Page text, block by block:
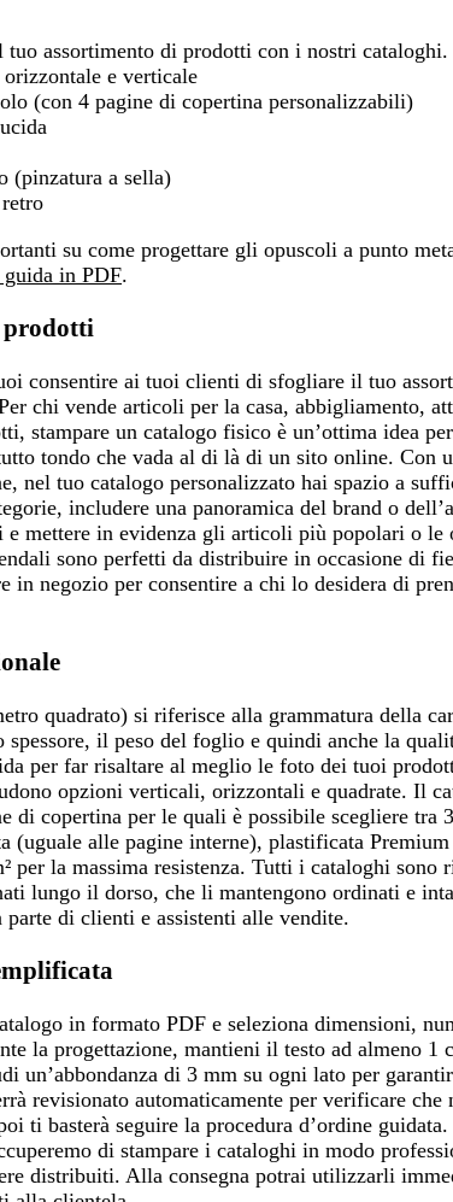
assortimento di prodotti con i nostri cataloghi.
e verticale
(con 4 pagine di copertina personalizzabili)
(pinzatura a sella)
su come progettare gli opuscoli a punto
guida in PDF.
prodotti
consentire ai tuoi clienti di sfogliare il tuo
chi vende articoli per la casa, abbigliamento,
stampare un catalogo fisico è un’ottima idea
tondo che vada al di là di un sito online. Con
nel tuo catalogo personalizzato hai spazio a
includere una panoramica del brand o
e mettere in evidenza gli articoli più popolari o le
sono perfetti da distribuire in occasione di
in negozio per consentire a chi lo desidera di
quadrato) si riferisce alla grammatura della
il peso del foglio e quindi anche la
per far risaltare al meglio le foto dei tuoi
opzioni verticali, orizzontali e quadrate. Il
di copertina per le quali è possibile scegliere tra
(uguale alle pagine interne), plastificata Premium
per la massima resistenza. Tutti i cataloghi sono
lungo il dorso, che li mantengono ordinati e
di clienti e assistenti alle vendite.
in formato PDF e seleziona dimensioni,
la progettazione, mantieni il testo ad almeno 1
un’abbondanza di 3 mm su ogni lato per
revisionato automaticamente per verificare che
ti basterà seguire la procedura d’ordine
di stampare i cataloghi in modo
distribuiti. Alla consegna potrai utilizzarli